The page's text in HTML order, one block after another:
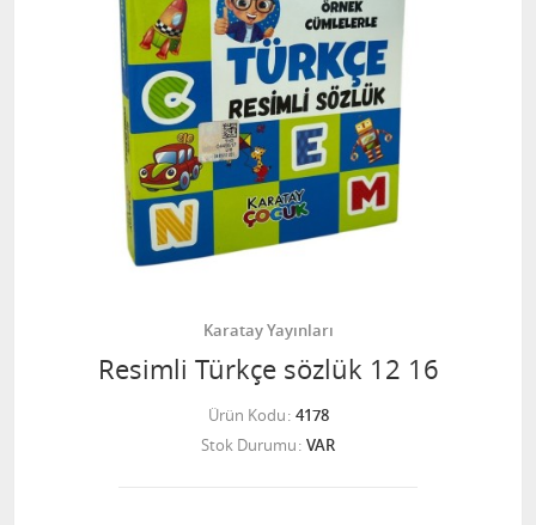
Karatay Yayınları
Resimli Türkçe sözlük 12 16
Ürün Kodu 4178
Stok Durumu VAR